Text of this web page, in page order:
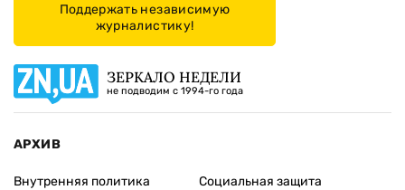
Поддержать независимую
журналистику!
ЗЕРКАЛО НЕДЕЛИ
не подводим с 1994-го года
АРХИВ
Внутренняя политика
Социальная защита